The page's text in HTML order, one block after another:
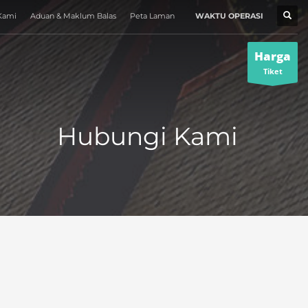
Aduan & Maklum Balas Peta Laman WAKTU OPERASI
Harga
Tiket
Hubungi Kami